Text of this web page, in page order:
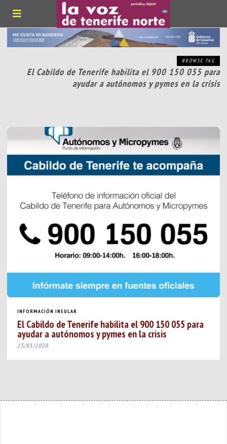
BROWSE TAG
El Cabildo de Tenerife habilita el 900 150 055 para
ayudar a autónomos y pymes en la crisis
INFORMACIÓN INSULAR
El Cabildo de Tenerife habilita el 900 150 055 para
ayudar a autónomos y pymes en la crisis
25/03/2020